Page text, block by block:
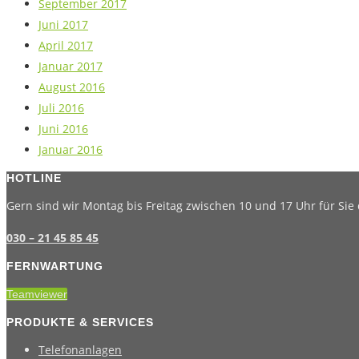
September 2017
Juni 2017
April 2017
Januar 2017
August 2016
Juli 2016
Juni 2016
Januar 2016
HOTLINE
Gern sind wir Montag bis Freitag zwischen 10 und 17 Uhr für Sie
030 – 21 45 85 45
FERNWARTUNG
Teamviewer
PRODUKTE & SERVICES
Telefonanlagen